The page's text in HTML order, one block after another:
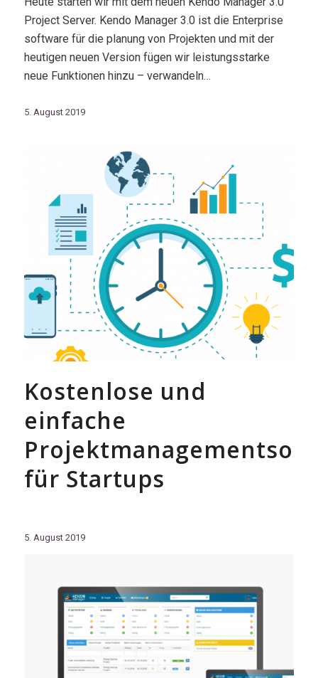
Project Server. Kendo Manager 3.0 ist die Enterprise
software für die planung von Projekten und mit der
heutigen neuen Version fügen wir leistungsstarke
neue Funktionen hinzu – verwandeln…
5. August 2019
Kostenlose und
einfache
für Startups
5. August 2019